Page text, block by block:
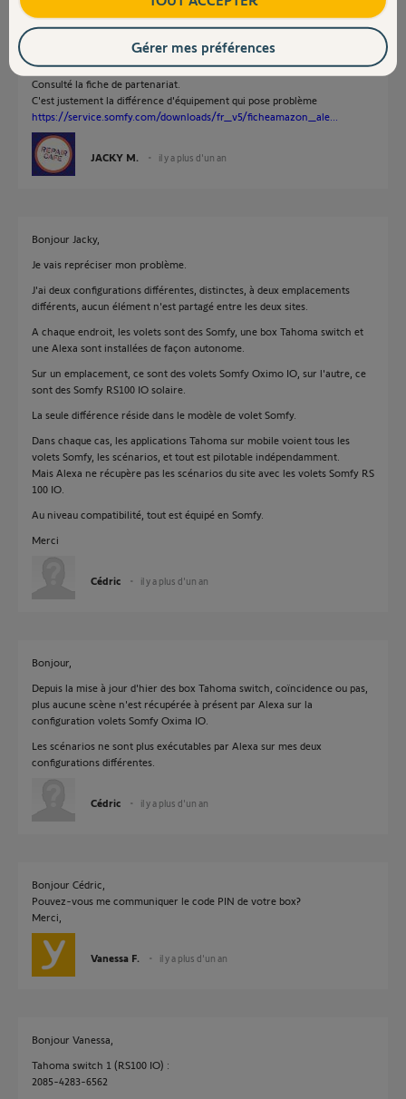
Réponses
Bonsoir Cédric
Consulté la fiche de partenariat.
C'est justement la différence d'équipement qui pose problème
https://service.somfy.com/downloads/fr_v5/ficheamazon_ale...
JACKY M. il y a plus d'un an
Bonjour Jacky,
Je vais repréciser mon problème.
J'ai deux configurations différentes, distinctes, à deux emplacements
différents, aucun élément n'est partagé entre les deux sites.
A chaque endroit, les volets sont des Somfy, une box Tahoma switch et
une Alexa sont installées de façon autonome.
Sur un emplacement, ce sont des volets Somfy Oximo IO, sur l'autre, ce
sont des Somfy RS100 IO solaire.
La seule différence réside dans le modèle de volet Somfy.
Dans chaque cas, les applications Tahoma sur mobile voient tous les
volets Somfy, les scénarios, et tout est pilotable indépendamment.
Mais Alexa ne récupère pas les scénarios du site avec les volets Somfy RS
100 IO.
Au niveau compatibilité, tout est équipé en Somfy.
Merci
Cédric il y a plus d'un an
Bonjour,
Depuis la mise à jour d'hier des box Tahoma switch, coïncidence ou pas,
plus aucune scène n'est récupérée à présent par Alexa sur la
configuration volets Somfy Oxima IO.
Les scénarios ne sont plus exécutables par Alexa sur mes deux
configurations différentes.
Cédric il y a plus d'un an
Bonjour Cédric,
Pouvez-vous me communiquer le code PIN de votre box?
Merci,
Vanessa F. il y a plus d'un an
Bonjour Vanessa,
Tahoma switch 1 (RS100 IO) :
2085-4283-6562
Gérer mes préférences